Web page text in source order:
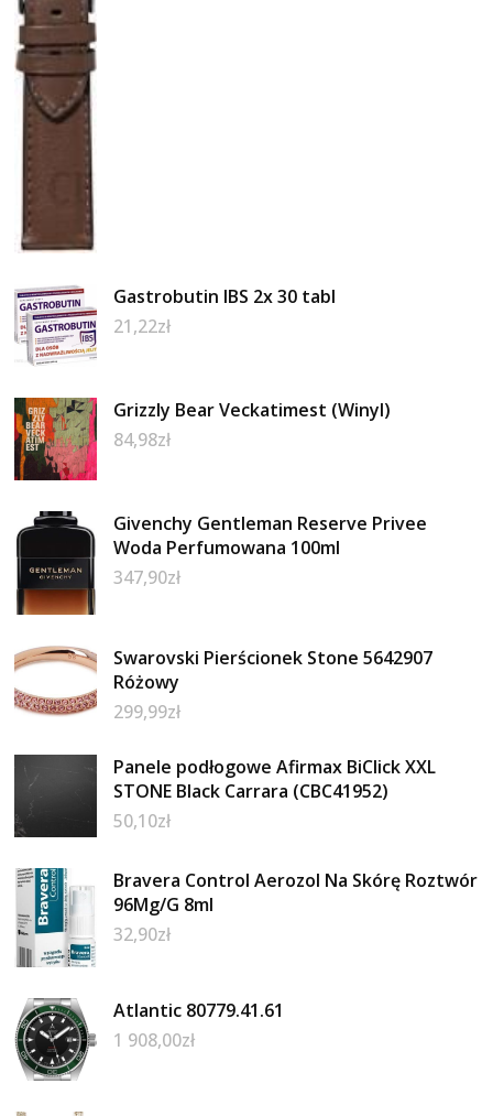
Gastrobutin IBS 2x 30 tabl
21,22zł
Grizzly Bear Veckatimest (Winyl)
84,98zł
Givenchy Gentleman Reserve Privee
Woda Perfumowana 100ml
347,90zł
Swarovski Pierścionek Stone 5642907
Różowy
299,99zł
Panele podłogowe Afirmax BiClick XXL
STONE Black Carrara (CBC41952)
50,10zł
Bravera Control Aerozol Na Skórę Roztwór
96Mg/G 8ml
32,90zł
Atlantic 80779.41.61
1 908,00zł